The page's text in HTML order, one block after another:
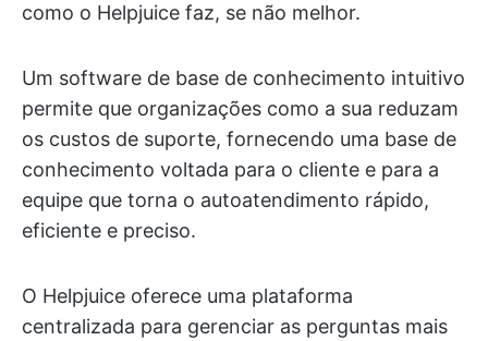
como o Helpjuice faz, se não melhor.
Um software de base de conhecimento intuitivo
permite que organizações como a sua reduzam
os custos de suporte, fornecendo uma base de
conhecimento voltada para o cliente e para a
equipe que torna o autoatendimento rápido,
eficiente e preciso.
O Helpjuice oferece uma plataforma
centralizada para gerenciar as perguntas mais